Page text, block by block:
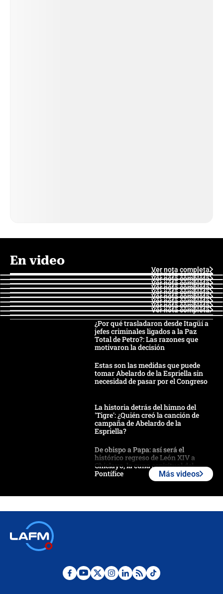
En video
Ver nota completa
Ver nota completa
Ver nota completa
Ver nota completa
Ver nota completa
Ver nota completa
Ver nota completa
Ver nota completa
Ver nota completa
Ver nota completa
¿Por qué trasladaron desde Itagüí a
jefes criminales ligados a la Paz
Total de Petro?: Las razones que
motivaron la decisión
Estas son las medidas que puede
tomar Abelardo de la Espriella sin
necesidad de pasar por el Congreso
La historia detrás del himno del
'Tigre': ¿Quién creó la canción de
campaña de Abelardo de la
Espriella?
De obispo a Papa: así será el
histórico regreso de León XIV a
Chiclayo, la cuna espiritual del
Pontífice
sacerdote en la posesión de Abelardo
¿La posesión de Abelardo De la
Más videos